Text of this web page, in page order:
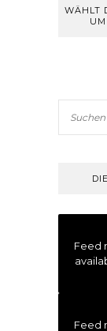
WÄHLT
Feed
Feed